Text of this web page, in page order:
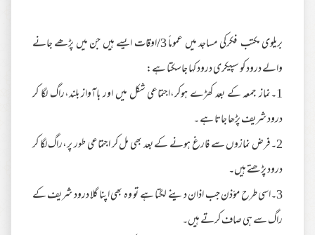
بریلوی مکتب فکرکی مساجد میں عموماً 3/اوقات ایسے ہیں جن میں پڑھے جانے
والے درود کو سپیکری درود کہا جاسکتا ہے:
1۔نماز جمعہ کے بعد کھڑے ہوکر،اجتماعی شکل میں اور باآواز بلند،راگ لگا کر
درود شریف پڑھا جاتا ہے ۔
2۔فرض نمازوں سے فارغ ہونے کے بعد بھی مل کر اجتماعی طور پر،راگ لگا کر
درود پڑھتے ہیں۔
3۔اسی طرح مؤذن جب اذان دینے لگتا ہے تو وہ بھی اپنا گلا درود شریف کے
راگ سے ہی صاف کرتے ہیں۔